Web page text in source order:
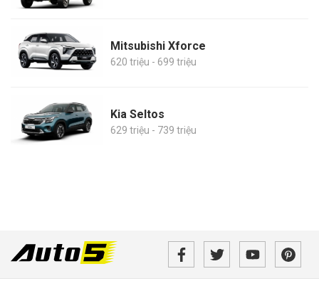
Mitsubishi Xforce
620 triệu - 699 triệu
Kia Seltos
629 triệu - 739 triệu